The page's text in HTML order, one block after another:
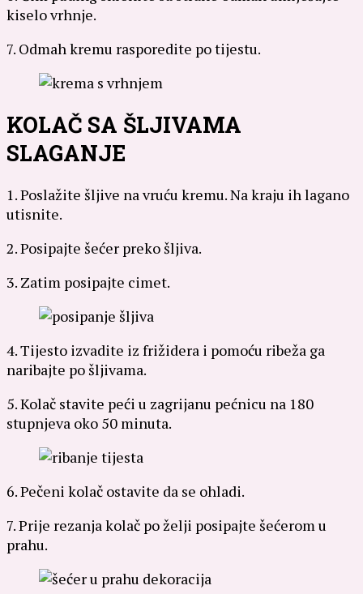
kiselo vrhnje.
7. Odmah kremu rasporedite po tijestu.
KOLAČ SA ŠLJIVAMA
SLAGANJE
1. Poslažite šljive na vruću kremu. Na kraju ih lagano
utisnite.
2. Posipajte šećer preko šljiva.
3. Zatim posipajte cimet.
4. Tijesto izvadite iz frižidera i pomoću ribeža ga
naribajte po šljivama.
5. Kolač stavite peći u zagrijanu pećnicu na 180
stupnjeva oko 50 minuta.
6. Pečeni kolač ostavite da se ohladi.
7. Prije rezanja kolač po želji posipajte šećerom u
prahu.